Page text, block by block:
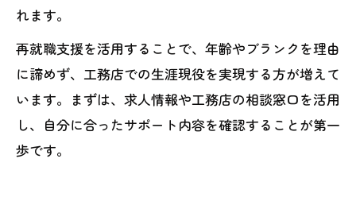
れます。
再就職支援を活用することで、年齢やブランクを理由
に諦めず、工務店での生涯現役を実現する方が増えて
います。まずは、求人情報や工務店の相談窓口を活用
し、自分に合ったサポート内容を確認することが第一
歩です。